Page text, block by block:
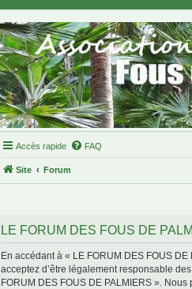
Accès rapide FAQ
Site Forum
LE FORUM DES FOUS DE
En accédant à « LE FORUM DES FOUS
acceptez d’être légalement responsable
FORUM DES FOUS DE PALMIERS ».